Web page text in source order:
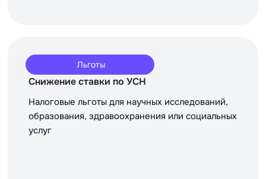
Льготы
Снижение ставки по УСН
Налоговые льготы для научных исследований,
образования, здравоохранения или социальных
услуг